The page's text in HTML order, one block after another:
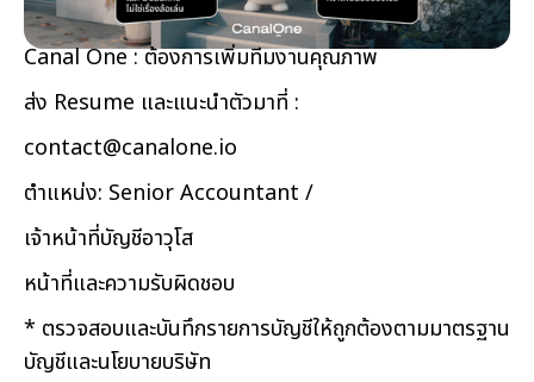
Canal One : ต้องการเพิ่มทีมงานคุณภาพ
ส่ง Resume และแนะนำตัวมาที่ :
contact@canalone.io
ตำแหน่ง: Senior Accountant /
เจ้าหน้าที่บัญชีอาวุโส
หน้าที่และความรับผิดชอบ
* ตรวจสอบและบันทึกรายการบัญชีให้ถูกต้องตามมาตรฐาน
บัญชีและนโยบายบริษัท